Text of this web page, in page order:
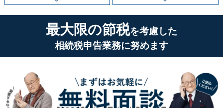
最大限の節税を考慮した
相続税申告業務に努めます